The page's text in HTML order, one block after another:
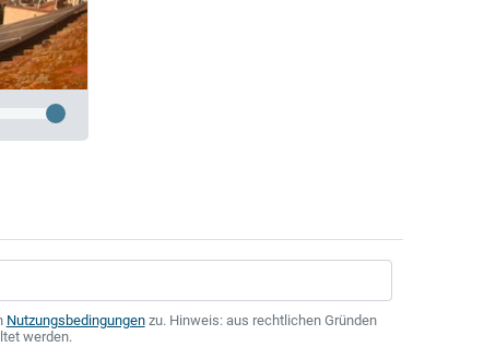
Nutzungsbedingungenzu. Hinweis: aus rechtlichen Gründen
werden.